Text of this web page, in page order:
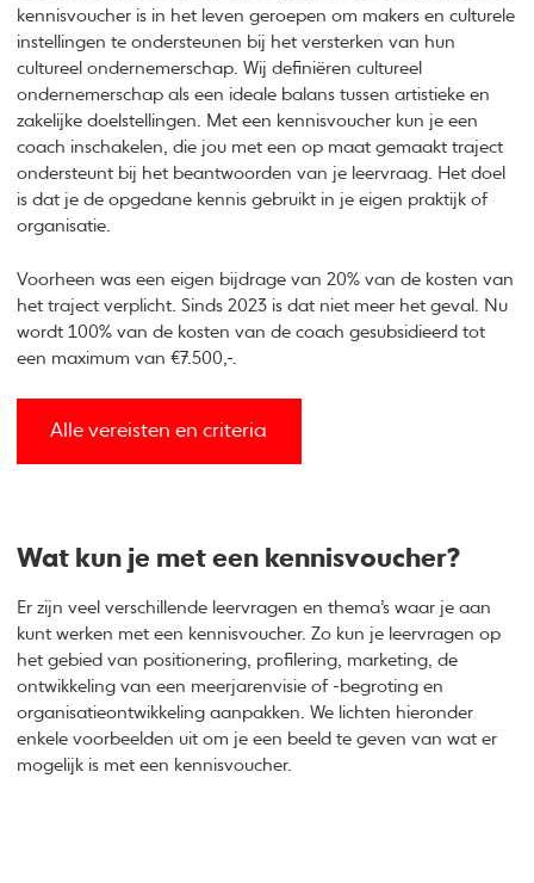
kennisvoucher is in het leven geroepen om makers en culturele
instellingen te ondersteunen bij het versterken van hun
cultureel ondernemerschap. Wij definiëren cultureel
ondernemerschap als een ideale balans tussen artistieke en
zakelijke doelstellingen. Met een kennisvoucher kun je een
coach inschakelen, die jou met een op maat gemaakt traject
ondersteunt bij het beantwoorden van je leervraag. Het doel
is dat je de opgedane kennis gebruikt in je eigen praktijk of
organisatie.
Voorheen was een eigen bijdrage van 20% van de kosten van
het traject verplicht. Sinds 2023 is dat niet meer het geval. Nu
wordt 100% van de kosten van de coach gesubsidieerd tot
een maximum van €7.500,-.
Alle vereisten en criteria
Wat kun je met een kennisvoucher?
Er zijn veel verschillende leervragen en thema’s waar je aan
kunt werken met een kennisvoucher. Zo kun je leervragen op
het gebied van positionering, profilering, marketing, de
ontwikkeling van een meerjarenvisie of -begroting en
organisatieontwikkeling aanpakken. We lichten hieronder
enkele voorbeelden uit om je een beeld te geven van wat er
mogelijk is met een kennisvoucher.